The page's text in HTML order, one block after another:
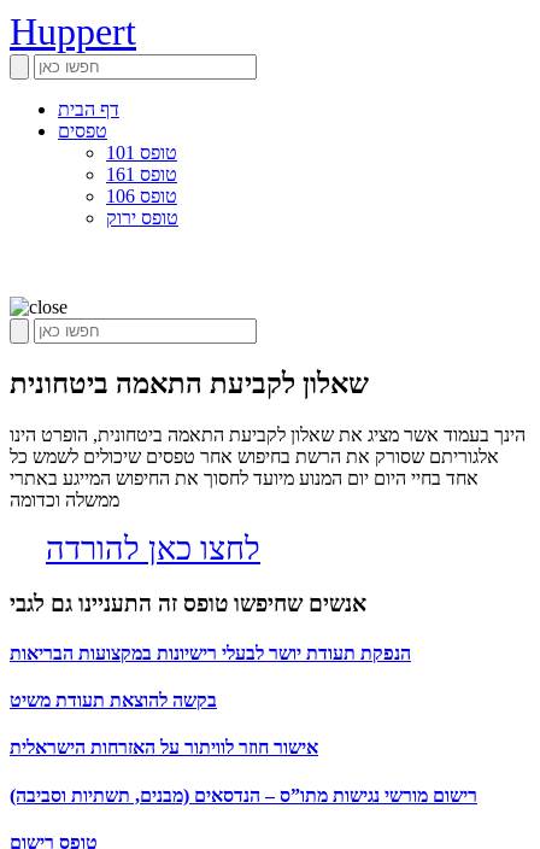
Huppert
דף הבית
טפסים
טופס 101
טופס 161
טופס 106
טופס ירוק
שאלון לקביעת התאמה ביטחונית
הינך בעמוד אשר מציג את שאלון לקביעת התאמה ביטחונית, הופרט הינו
אלגוריתם שסורק את הרשת בחיפוש אחר טפסים שיכולים לשמש כל
אחד בחיי היום יום המנוע מיועד לחסוך את החיפוש המייגע באתרי
ממשלה וכדומה
לחצו כאן להורדה
אנשים שחיפשו טופס זה התעניינו גם לגבי
הנפקת תעודת יושר לבעלי רישיונות במקצועות הבריאות
בקשה להוצאת תעודת משיט
אישור חוזר לוויתור על האזרחות הישראלית
רישום מורשי נגישות מתו”ס – הנדסאים (מבנים, תשתיות וסביבה)
טופס רישום